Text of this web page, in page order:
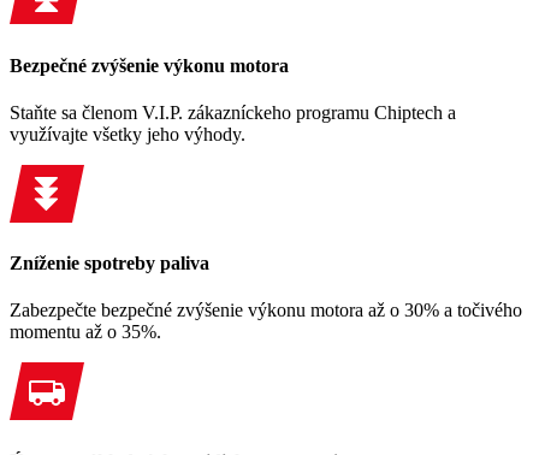
Bezpečné zvýšenie výkonu motora
Staňte sa členom V.I.P. zákazníckeho programu Chiptech a
využívajte všetky jeho výhody.
Zníženie spotreby paliva
Zabezpečte bezpečné zvýšenie výkonu motora až o 30% a točivého
momentu až o 35%.